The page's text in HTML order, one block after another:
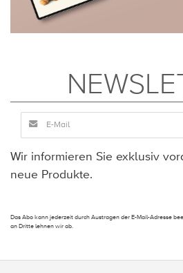
Wir informieren Sie exklusiv
neue Produkte.
Das Abo kann jederzeit durch Austragen der E-Mail-Adresse
an Dritte lehnen wir ab.